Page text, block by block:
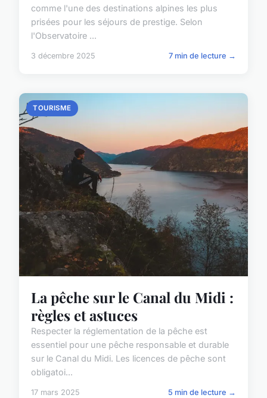
comme l'une des destinations alpines les plus
prisées pour les séjours de prestige. Selon
l'Observatoire ...
3 décembre 2025 7 min de lecture →
TOURISME
La pêche sur le Canal du Midi :
règles et astuces
Respecter la réglementation de la pêche est
essentiel pour une pêche responsable et durable
sur le Canal du Midi. Les licences de pêche sont
obligatoi...
17 mars 2025 5 min de lecture →